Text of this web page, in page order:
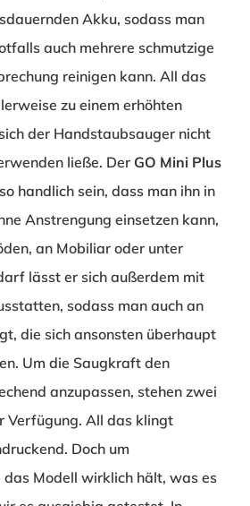
Akku, sodass man
auch mehrere schmutzige
reinigen kann. All das
zu einem erhöhten
der Handstaubsauger nicht
ließe. Der GO Mini Plus
handlich sein, dass man ihn in
Anstrengung einsetzen kann,
an Mobiliar oder unter
lässt er sich außerdem mit
sodass man auch an
die sich ansonsten überhaupt
Um die Saugkraft den
anzupassen, stehen zwei
Verfügung. All das klingt
Doch um
das Modell wirklich hält, was es